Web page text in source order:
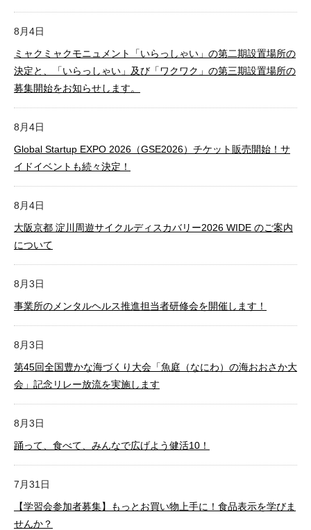
8月4日
ミャクミャクモニュメント「いらっしゃい」の第二期設置場所の
決定と、「いらっしゃい」及び「ワクワク」の第三期設置場所の
募集開始をお知らせします。
8月4日
Global Startup EXPO 2026（GSE2026）チケット販売開始！サ
イドイベントも続々決定！
8月4日
大阪京都 淀川周遊サイクルディスカバリー2026 WIDE のご案内
について
8月3日
事業所のメンタルヘルス推進担当者研修会を開催します！
8月3日
第45回全国豊かな海づくり大会「魚庭（なにわ）の海おおさか大
会」記念リレー放流を実施します
8月3日
踊って、食べて、みんなで広げよう健活10！
7月31日
【学習会参加者募集】もっとお買い物上手に！食品表示を学びま
せんか？